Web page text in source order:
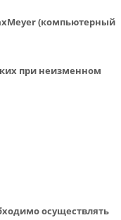
(компьютерный
при неизменном
осуществлять